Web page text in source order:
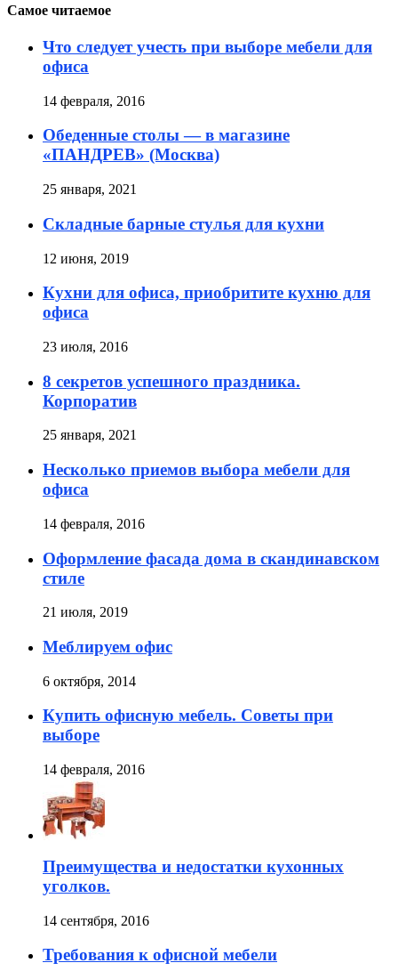
Самое читаемое
Что следует учесть при выборе мебели для
офиса
14 февраля, 2016
Обеденные столы — в магазине
«ПАНДРЕВ» (Москва)
25 января, 2021
Складные барные стулья для кухни
12 июня, 2019
Кухни для офиса, приобритите кухню для
офиса
23 июля, 2016
8 секретов успешного праздника.
Корпоратив
25 января, 2021
Несколько приемов выбора мебели для
офиса
14 февраля, 2016
Оформление фасада дома в скандинавском
стиле
21 июля, 2019
Меблируем офис
6 октября, 2014
Купить офисную мебель. Советы при
выборе
14 февраля, 2016
Преимущества и недостатки кухонных
уголков.
14 сентября, 2016
Требования к офисной мебели